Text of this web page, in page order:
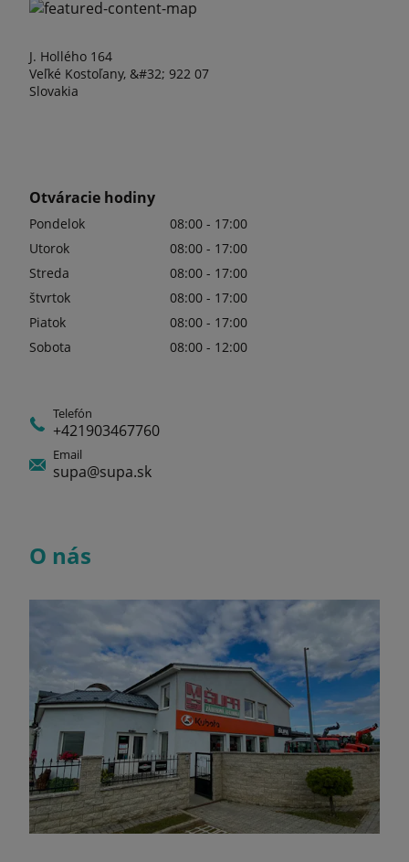
J. Hollého 164
Veľké Kostoľany, &#32; 922 07
Slovakia
Otváracie hodiny
Pondelok
08:00 - 17:00
Utorok
08:00 - 17:00
Streda
08:00 - 17:00
štvrtok
08:00 - 17:00
Piatok
08:00 - 17:00
Sobota
08:00 - 12:00
Telefón
+421903467760
Email
supa@supa.sk
O nás